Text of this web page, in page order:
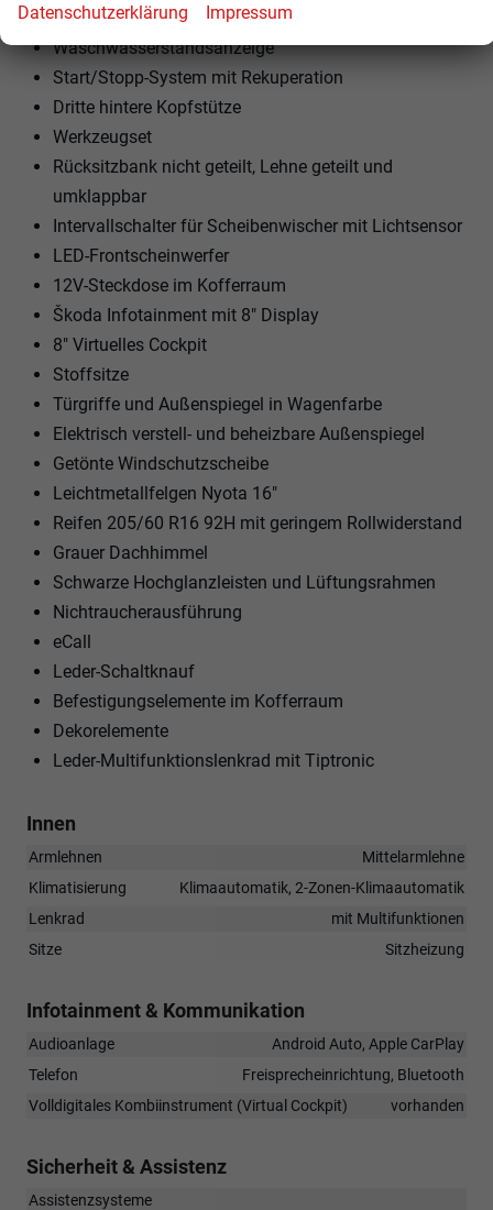
2x USB-C hinten
Waschwasserstandsanzeige
Start/Stopp-System mit Rekuperation
Dritte hintere Kopfstütze
Werkzeugset
Rücksitzbank nicht geteilt, Lehne geteilt und
umklappbar
Intervallschalter für Scheibenwischer mit Lichtsensor
LED-Frontscheinwerfer
12V-Steckdose im Kofferraum
Škoda Infotainment mit 8" Display
8" Virtuelles Cockpit
Stoffsitze
Türgriffe und Außenspiegel in Wagenfarbe
Elektrisch verstell- und beheizbare Außenspiegel
Getönte Windschutzscheibe
Leichtmetallfelgen Nyota 16"
Reifen 205/60 R16 92H mit geringem Rollwiderstand
Grauer Dachhimmel
Schwarze Hochglanzleisten und Lüftungsrahmen
Nichtraucherausführung
eCall
Leder-Schaltknauf
Befestigungselemente im Kofferraum
Dekorelemente
Leder-Multifunktionslenkrad mit Tiptronic
Innen
Armlehnen
Mittelarmlehne
Klimatisierung
Klimaautomatik, 2-Zonen-Klimaautomatik
Lenkrad
mit Multifunktionen
Sitze
Sitzheizung
Infotainment & Kommunikation
Audioanlage
Android Auto, Apple CarPlay
Telefon
Freisprecheinrichtung, Bluetooth
Volldigitales Kombiinstrument (Virtual Cockpit)
vorhanden
Sicherheit & Assistenz
Assistenzsysteme
Datenschutzerklärung Impressum